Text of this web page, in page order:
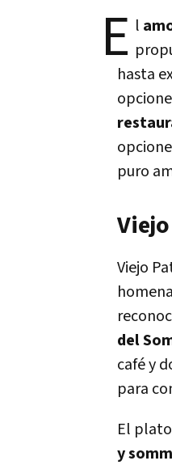
E l
hasta
puro
Viejo
del
café y
para
El
y